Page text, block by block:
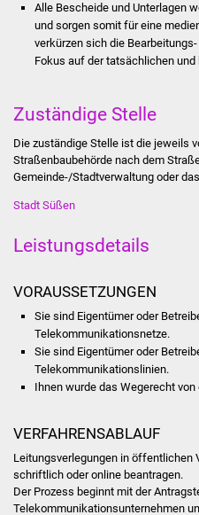
Alle Bescheide und Unterlagen
und sorgen somit für eine
verkürzen sich die
Fokus auf der tatsächlichen
Zuständige Stelle
Die zuständige Stelle ist die jeweils
Straßenbaubehörde nach dem
Gemeinde-/Stadtverwaltung oder
Stadt Süßen
Leistungsdetails
VORAUSSETZUNGEN
Sie sind Eigentümer oder
Telekommunikationsnetze.
Sie sind Eigentümer oder
Telekommunikationslinien.
Ihnen wurde das Wegerecht
VERFAHRENSABLAUF
Leitungsverlegungen in öffentlichen
schriftlich oder online beantragen.
Der Prozess beginnt mit der
Telekommunikationsunternehmen